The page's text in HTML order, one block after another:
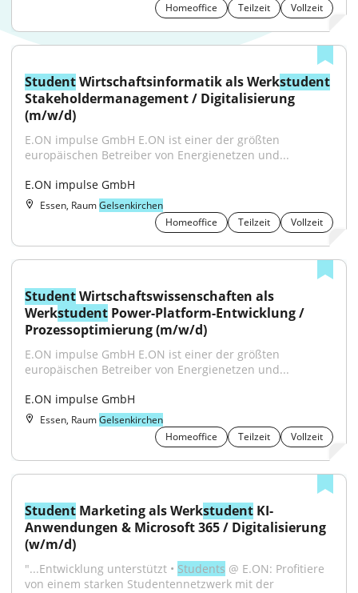
Homeoffice
Teilzeit Vollzeit
Student Wirtschaftsinformatik als Werkstudent
Stakeholdermanagement / Digitalisierung
(m/w/d)
E.ON impulse GmbH E.ON ist einer der größten
europäischen Betreiber von Energienetzen und...
E.ON impulse GmbH
Essen, RaumGelsenkirchen
Homeoffice
Teilzeit Vollzeit
Student Wirtschaftswissenschaften als
Werkstudent Power-Platform-Entwicklung /
Prozessoptimierung (m/w/d)
E.ON impulse GmbH E.ON ist einer der größten
europäischen Betreiber von Energienetzen und...
E.ON impulse GmbH
Essen, RaumGelsenkirchen
Homeoffice
Teilzeit Vollzeit
Student Marketing als Werkstudent KI-
Anwendungen & Microsoft 365 / Digitalisierung
(w/m/d)
"...Entwicklung unterstützt • Students @ E.ON: Profitiere
von einem starken Studentennetzwerk mit der